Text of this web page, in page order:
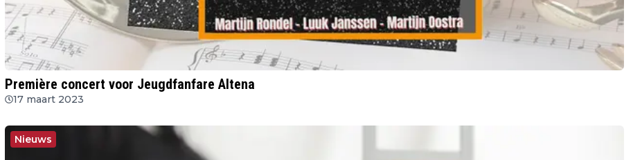
Première concert voor Jeugdfanfare Altena
17 maart 2023
Nieuws